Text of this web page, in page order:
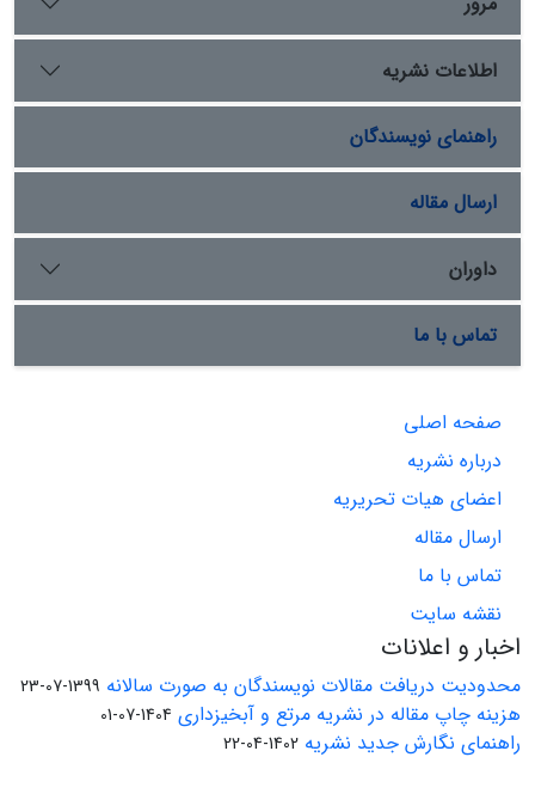
اطلاعات نشریه
راهنمای نویسندگان
ارسال مقاله
داوران
تماس با ما
صفحه اصلی
درباره نشریه
اعضای هیات تحریریه
ارسال مقاله
تماس با ما
نقشه سایت
اخبار و اعلانات
محدودیت دریافت مقالات نویسندگان به صورت سالانه 1399-07-23
هزینه چاپ مقاله در نشریه مرتع و آبخیزداری 1404-07-01
راهنمای نگارش جدید نشریه 1402-04-22